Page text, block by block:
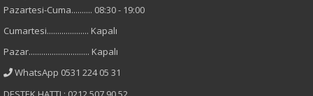
Pazartesi-Cuma.......... 08:30 - 19:00
Cumartesi.................... Kapalı
Pazar............................. Kapalı
WhatsApp 0531 224 05 31